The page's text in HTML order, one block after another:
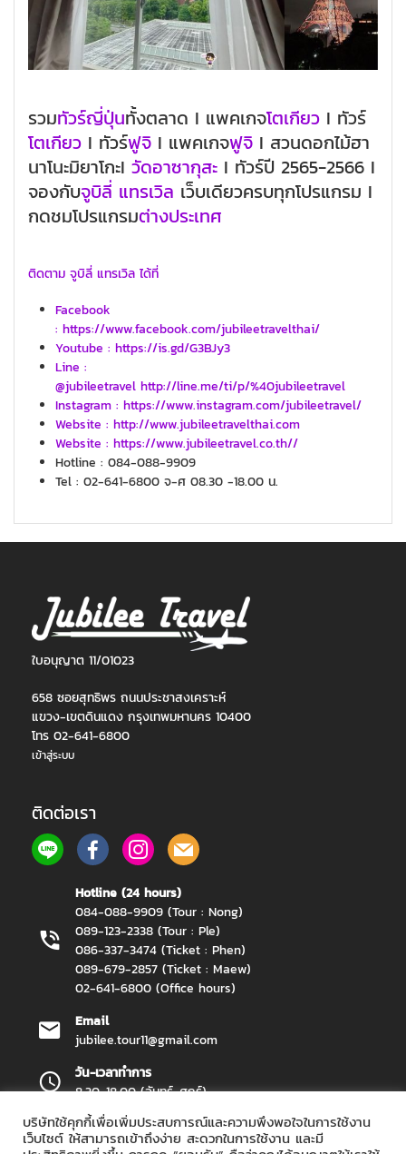
รวมทัวร์ญี่ปุ่นทั้งตลาด I แพคเกจโตเกียว I ทัวร์
โตเกียว I ทัวร์ฟูจิ I แพคเกจฟูจิ I สวนดอกไม้ฮา
นาโนะมิยาโกะI วัดอาซากุสะ I ทัวร์ปี 2565-2566 I
จองกับจูบิลี่ แทรเวิล เว็บเดียวครบทุกโปรแกรม I
กดชมโปรแกรมต่างประเทศ
ติดตาม จูบิลี่ แทรเวิล ได้ที่
Facebook
: https://www.facebook.com/jubileetravelthai/
Youtube : https://is.gd/G3BJy3
Line :
@jubileetravel http://line.me/ti/p/%40jubileetravel
Instagram : https://www.instagram.com/jubileetravel/
Website : http://www.jubileetravelthai.com
Website : https://www.jubileetravel.co.th//
Hotline : 084-088-9909
Tel : 02-641-6800 จ-ศ 08.30 -18.00 น.
ใบอนุญาต 11/01023
658 ซอยสุทธิพร ถนนประชาสงเคราะห์
แขวง-เขตดินแดง กรุงเทพมหานคร 10400
โทร 02-641-6800
เข้าสู่ระบบ
ติดต่อเรา
Hotline (24 hours)
084-088-9909 (Tour : Nong)
089-123-2338 (Tour : Ple)
086-337-3474 (Ticket : Phen)
089-679-2857 (Ticket : Maew)
02-641-6800 (Office hours)
Email
jubilee.tour11@gmail.com
วัน-เวลาทำการ
8.30-18.00 (จันทร์-ศุกร์)
บริษัทใช้คุกกี้เพื่อเพิ่มประสบการณ์และความพึงพอใจในการใช้งาน
เว็บไซต์ ให้สามารถเข้าถึงง่าย สะดวกในการใช้งาน และมี